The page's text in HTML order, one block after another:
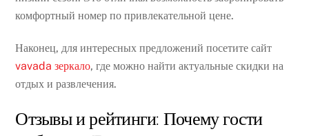
комфортный номер по привлекательной цене.
Наконец, для интересных предложений посетите сайт
vavada зеркало, где можно найти актуальные скидки на
отдых и развлечения.
Отзывы и рейтинги: Почему гости